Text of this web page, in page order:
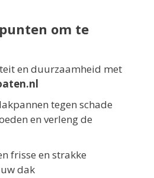
om te
en duurzaamheid met
tegen schade
en verleng de
frisse en strakke
dak